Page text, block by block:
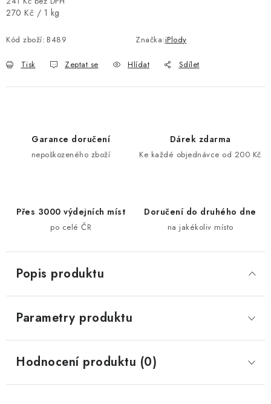
Měrná cena:
270 Kč / 1 kg
Kód zboží: B489 Značka:iPlody
Tisk Zeptat se Hlídat Sdílet
Garance doručení
nepoškozeného zboží
Dárek zdarma
Ke každé objednávce od 200 Kč
Přes 3000 výdejních míst
po celé ČR
Doručení do druhého dne
na jakékoliv místo
Popis produktu
Parametry produktu
Hodnocení produktu (0)